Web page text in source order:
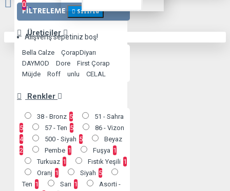
0
Alışveriş sepetiniz boş!
FILTRELEME Sıfırla
Üreticiler
Bella Calze
ÇorapDiyarı
DAYMOD
Dore
First Çorap
Müjde
Roff unlu CELAL
Renkler
38 - Bronz 5
51 - Sahra
5
57 - Ten 5
86 - Vizon
4
500 - Siyah 5
Beyaz
2
Pembe 1 Fuşya 1
Turkuaz 1 Fıstık Yeşili 1
Oranj 1 Siyah 5
Ten 1 Sarı 1
Asorti -